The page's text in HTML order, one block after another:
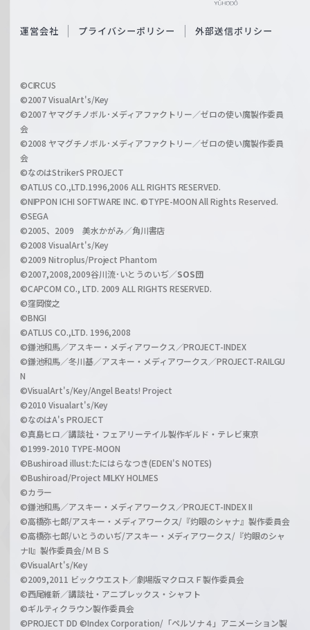
c
a
r
z
O
i
l
h
a
n
l
運営会社 プライバシーポリシー 外部送信ポリシー
©CIRCUS
©2007 VisualArt's/Key
©2007 ヤマグチノボル･メディアファクトリー／ゼロの使い魔製作委員
会
©2008 ヤマグチノボル･メディアファクトリー／ゼロの使い魔製作委員
会
©なのはStrikerS PROJECT
©ATLUS CO.,LTD.1996,2006 ALL RIGHTS RESERVED.
©NIPPON ICHI SOFTWARE INC. ©TYPE-MOON All Rights Reserved.
©SEGA
©2005、2009 美水かがみ／角川書店
©2008 VisualArt's/Key
©2009 Nitroplus/Project Phantom
©2007,2008,2009谷川流･いとうのいぢ／SOS団
©CAPCOM CO., LTD. 2009 ALL RIGHTS RESERVED.
©窪岡俊之
©BNGI
©ATLUS CO.,LTD. 1996,2008
©鎌池和馬／アスキー・メディアワークス／PROJECT-INDEX
©鎌池和馬／冬川基／アスキー・メディアワークス／PROJECT-RAILGU
N
©VisualArt's/Key/Angel Beats! Project
©2010 Visualart's/Key
©なのはA's PROJECT
©真島ヒロ／講談社・フェアリーテイル製作ギルド・テレビ東京
©1999-2010 TYPE-MOON
©Bushiroad illust:たにはらなつき(EDEN'S NOTES)
©Bushiroad/Project MILKY HOLMES
©カラー
©鎌池和馬／アスキー・メディアワークス／PROJECT-INDEX II
©高橋弥七郎/アスキー・メディアワークス/『灼眼のシャナ』製作委員会
©高橋弥七郎/いとうのいぢ/アスキー・メディアワークス/『灼眼のシャ
ナII』製作委員会/ＭＢＳ
©VisualArt's/Key
©2009,2011 ビックウエスト／劇場版マクロスＦ製作委員会
©西尾維新／講談社・アニプレックス・シャフト
©ギルティクラウン製作委員会
©PROJECT DD ©Index Corporation/「ペルソナ４」アニメーション製